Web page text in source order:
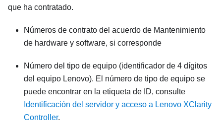
que ha contratado.
Números de contrato del acuerdo de Mantenimiento
de hardware y software, si corresponde
Número del tipo de equipo (identificador de 4 dígitos
del equipo Lenovo). El número de tipo de equipo se
puede encontrar en la etiqueta de ID, consulte
Identificación del servidor y acceso a Lenovo XClarity
Controller.